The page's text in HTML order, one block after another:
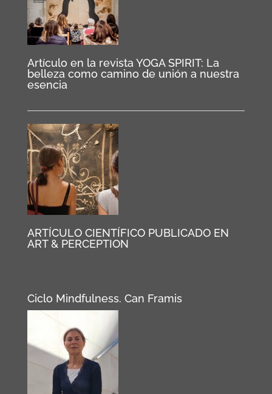
Artículo en la revista YOGA SPIRIT: La
belleza como camino de unión a nuestra
esencia
ARTÍCULO CIENTÍFICO PUBLICADO EN
ART & PERCEPTION
Ciclo Mindfulness. Can Framis